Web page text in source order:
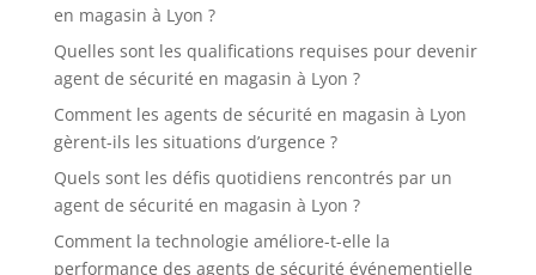
en magasin à Lyon ?
Quelles sont les qualifications requises pour devenir
agent de sécurité en magasin à Lyon ?
Comment les agents de sécurité en magasin à Lyon
gèrent-ils les situations d’urgence ?
Quels sont les défis quotidiens rencontrés par un
agent de sécurité en magasin à Lyon ?
Comment la technologie améliore-t-elle la
performance des agents de sécurité événementielle